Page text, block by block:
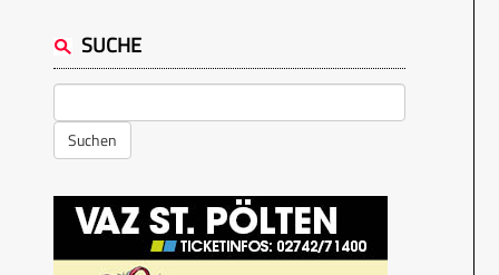
SUCHE
Suchen